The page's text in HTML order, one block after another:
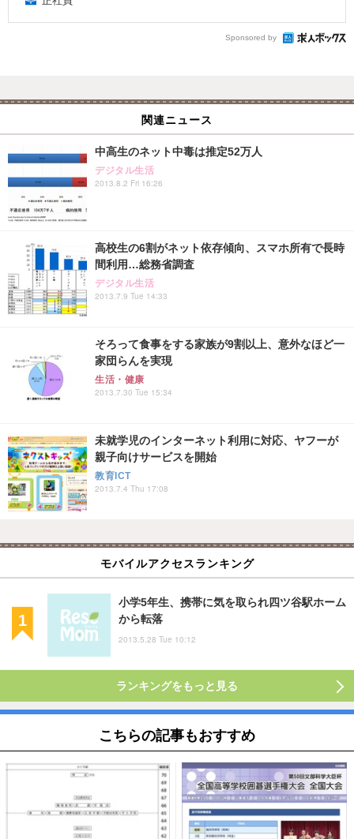
Sponsored by
関連ニュース
中高生のネット中毒は推定52万人
デジタル生活
2013.8.2 Fri 16:26
高校生の6割がネット依存傾向、スマホ所有で長時
間利用…総務省調査
デジタル生活
2013.7.9 Tue 14:33
そろって食事をする家族が9割以上、意外なほど一
家団らんを実現
生活・健康
2013.7.30 Tue 15:34
未就学児のインターネット利用に対応、ヤフーが
親子向けサービスを開始
教育ICT
2013.7.4 Thu 17:08
モバイルアクセスランキング
小学5年生、携帯に気を取られ四ツ谷駅ホーム
から転落
2013.5.28 Tue 10:12
ランキングをもっと見る
こちらの記事もおすすめ